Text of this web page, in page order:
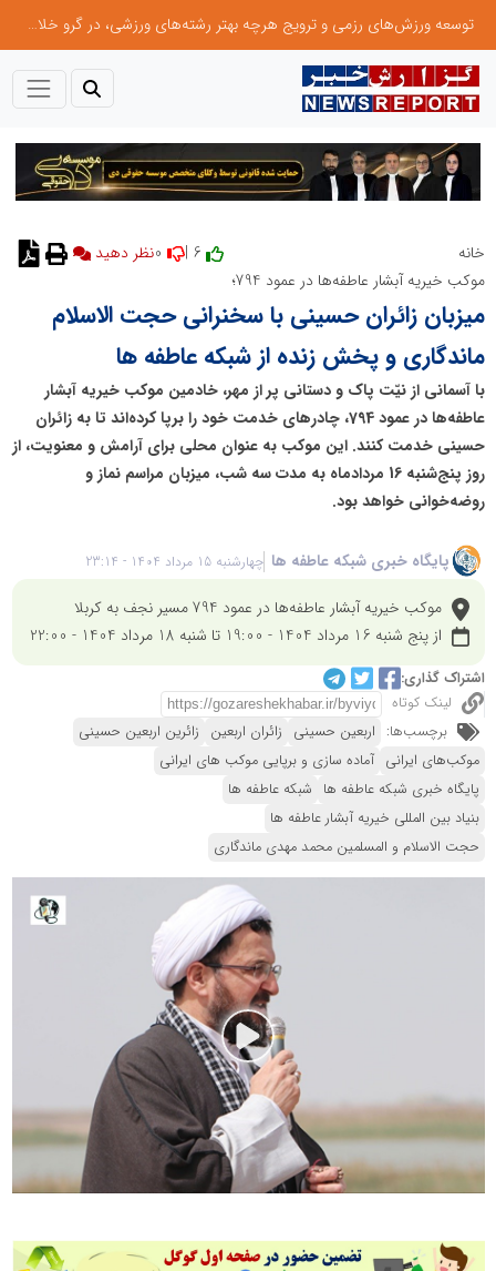
توسعه ورزش‌های رزمی و ترویج هرچه بهتر رشته‌های ورزشی، در گرو خلاقیت و نوآوری است
خانه
موکب خیریه آبشار عاطفه‌ها در عمود 794؛
میزبان زائران حسینی با سخنرانی حجت الاسلام
ماندگاری و پخش زنده از شبکه عاطفه ها
با آسمانی از نیّت پاک و دستانی پر از مهر، خادمین موکب خیریه آبشار
عاطفه‌ها در عمود 794، چادرهای خدمت خود را برپا کرده‌اند تا به زائران
حسینی خدمت کنند. این موکب به عنوان محلی برای آرامش و معنویت، از
روز پنج‌شنبه 16 مردادماه به مدت سه شب، میزبان مراسم نماز و
روضه‌خوانی خواهد بود.
پایگاه خبری شبکه عاطفه ها چهارشنبه 15 مرداد 1404 - 23:14
موکب خیریه آبشار عاطفه‌ها در عمود 794 مسیر نجف به کربلا
از پنج شنبه 16 مرداد 1404 - 19:00 تا شنبه 18 مرداد 1404 - 22:00
اشتراک گذاری:
لینک کوتاه
برچسب‌ها: اربعین حسینی زائران اربعین زائرین اربعین حسینی
موکب‌های ایرانی آماده سازی و برپایی موکب های ایرانی
پایگاه خبری شبکه عاطفه ها شبکه عاطفه ها
بنیاد بین المللی خیریه آبشار عاطفه ها
حجت الاسلام و المسلمین محمد مهدی ماندگاری